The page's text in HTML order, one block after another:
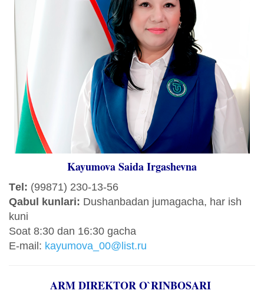
Kayumova Saida Irgashevna
Tеl: (99871) 230-13-56
Qabul kunlari: Dushanbadan jumagacha, har ish
kuni
Sоat 8:30 dan 16:30 gacha
E-mail: kayumova_00@list.ru
ARM DIREKTOR O`RINBOSARI